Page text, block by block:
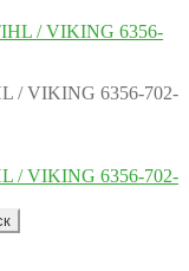
/ VIKING 6356-702-
/ VIKING 6356-702-